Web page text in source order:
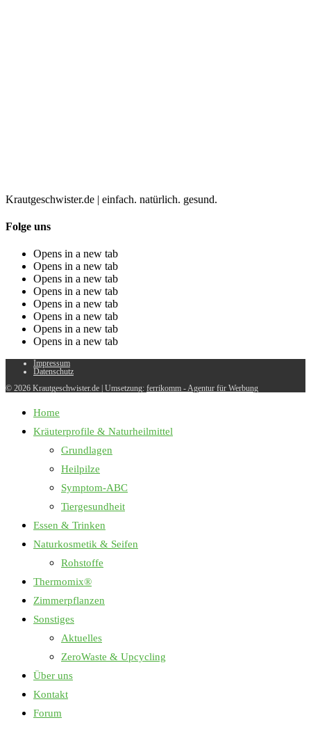
Krautgeschwister.de | einfach. natürlich. gesund.
Folge uns
Opens in a new tab
Opens in a new tab
Opens in a new tab
Opens in a new tab
Opens in a new tab
Opens in a new tab
Opens in a new tab
Opens in a new tab
Impressum
Datenschutz
© 2026 Krautgeschwister.de Umsetzung: ferrikomm - Agentur für Werbung
Home
Kräuterprofile & Naturheilmittel
Grundlagen
Heilpilze
Symptom-ABC
Tiergesundheit
Essen & Trinken
Naturkosmetik & Seifen
Rohstoffe
Thermomix®
Zimmerpflanzen
Sonstiges
Aktuelles
ZeroWaste & Upcycling
Über uns
Kontakt
Forum